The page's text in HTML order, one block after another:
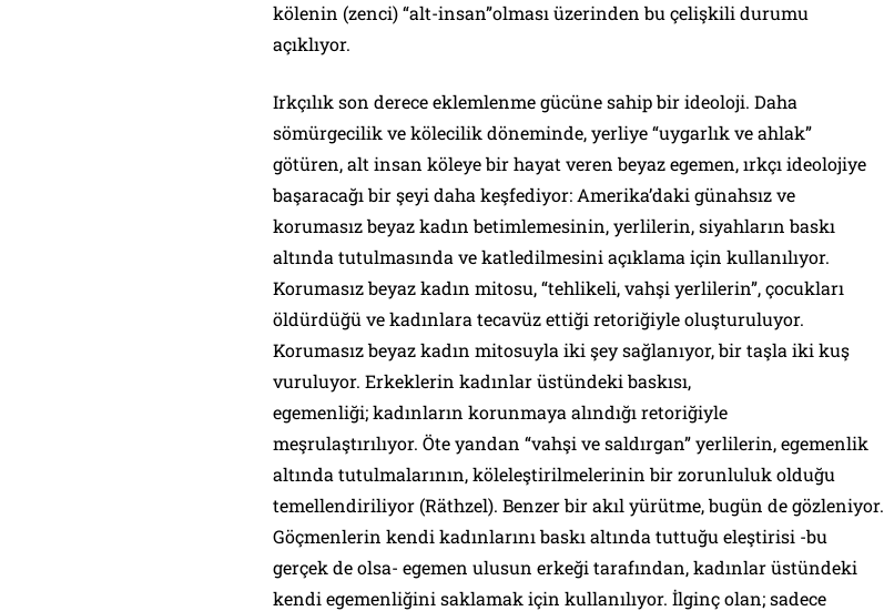
kölenin (zenci) “alt-insan”olması üzerinden bu çelişkili durumu
açıklıyor.
Irkçılık son derece eklemlenme gücüne sahip bir ideoloji. Daha
sömürgecilik ve kölecilik döneminde, yerliye “uygarlık ve ahlak”
götüren, alt insan köleye bir hayat veren beyaz egemen, ırkçı ideolojiye
başaracağı bir şeyi daha keşfediyor: Amerika’daki günahsız ve
korumasız beyaz kadın betimlemesinin, yerlilerin, siyahların baskı
altında tutulmasında ve katledilmesini açıklama için kullanılıyor.
Korumasız beyaz kadın mitosu, “tehlikeli, vahşi yerlilerin”, çocukları
öldürdüğü ve kadınlara tecavüz ettiği retoriğiyle oluşturuluyor.
Korumasız beyaz kadın mitosuyla iki şey sağlanıyor, bir taşla iki kuş
vuruluyor. Erkeklerin kadınlar üstündeki baskısı,
egemenliği; kadınların korunmaya alındığı retoriğiyle
meşrulaştırılıyor. Öte yandan “vahşi ve saldırgan” yerlilerin, egemenlik
altında tutulmalarının, köleleştirilmelerinin bir zorunluluk olduğu
temellendiriliyor (Räthzel). Benzer bir akıl yürütme, bugün de gözleniyor.
Göçmenlerin kendi kadınlarını baskı altında tuttuğu eleştirisi -bu
gerçek de olsa- egemen ulusun erkeği tarafından, kadınlar üstündeki
kendi egemenliğini saklamak için kullanılıyor. İlginç olan; sadece